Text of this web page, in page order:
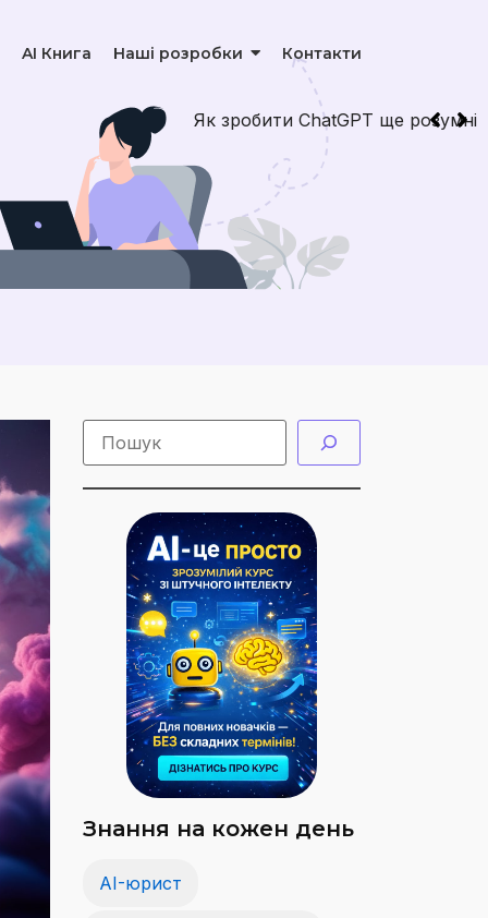
AI Книга Наші розробки Контакти
Знання на кожен день
AI-юрист